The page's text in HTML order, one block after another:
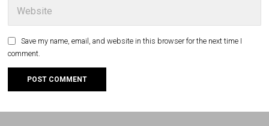
Save my name, email, and website in this browser for the next time I
comment.